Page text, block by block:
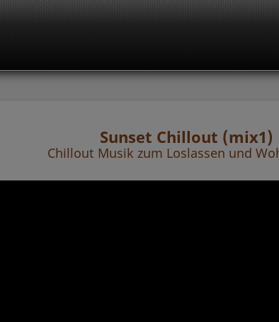
Sunset Chillout (mix1)
Chillout Musik zum Loslassen und